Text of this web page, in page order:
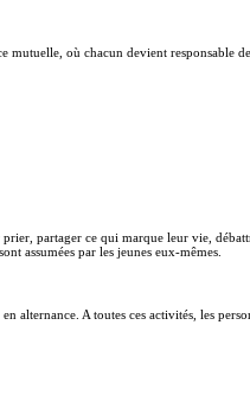
où chacun devient responsable
partager ce qui marque leur vie,
assumées par les jeunes eux-mêmes.
alternance. A toutes ces activités, les